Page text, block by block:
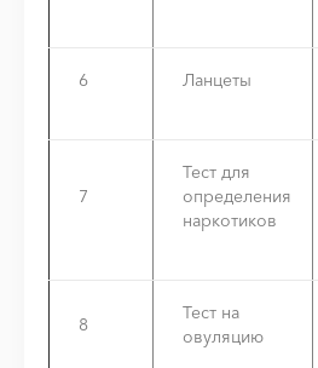
6 Ланцеты
7
Тест для
определения
наркотиков
8
Тест на
овуляцию